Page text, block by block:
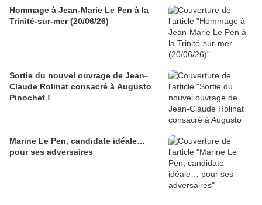
Hommage à Jean-Marie Le Pen à la
Trinité-sur-mer (20/06/26)
Sortie du nouvel ouvrage de Jean-
Claude Rolinat consacré à Augusto
Pinochet !
Marine Le Pen, candidate idéale…
pour ses adversaires